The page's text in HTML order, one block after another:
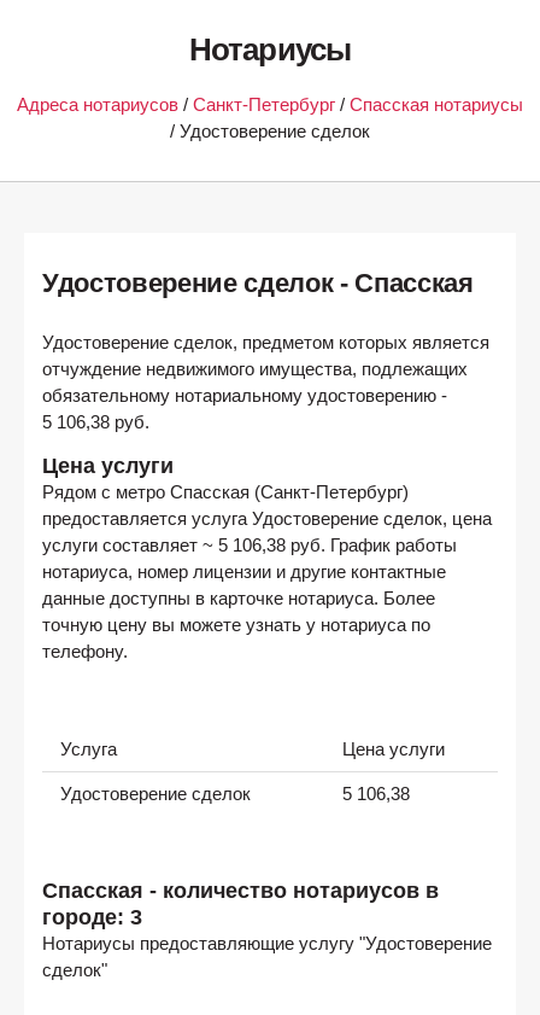
Нотариусы
Адреса нотариусов / Санкт-Петербург / Спасская нотариусы
/ Удостоверение сделок
Удостоверение сделок - Спасская
Удостоверение сделок, предметом которых является
отчуждение недвижимого имущества, подлежащих
обязательному нотариальному удостоверению -
5 106,38 руб.
Цена услуги
Рядом с метро Спасская (Санкт-Петербург)
предоставляется услуга Удостоверение сделок, цена
услуги составляет ~ 5 106,38 руб. График работы
нотариуса, номер лицензии и другие контактные
данные доступны в карточке нотариуса. Более
точную цену вы можете узнать у нотариуса по
телефону.
Услуга Цена услуги
Удостоверение сделок 5 106,38
Спасская - количество нотариусов в
городе: 3
Нотариусы предоставляющие услугу "Удостоверение
сделок"